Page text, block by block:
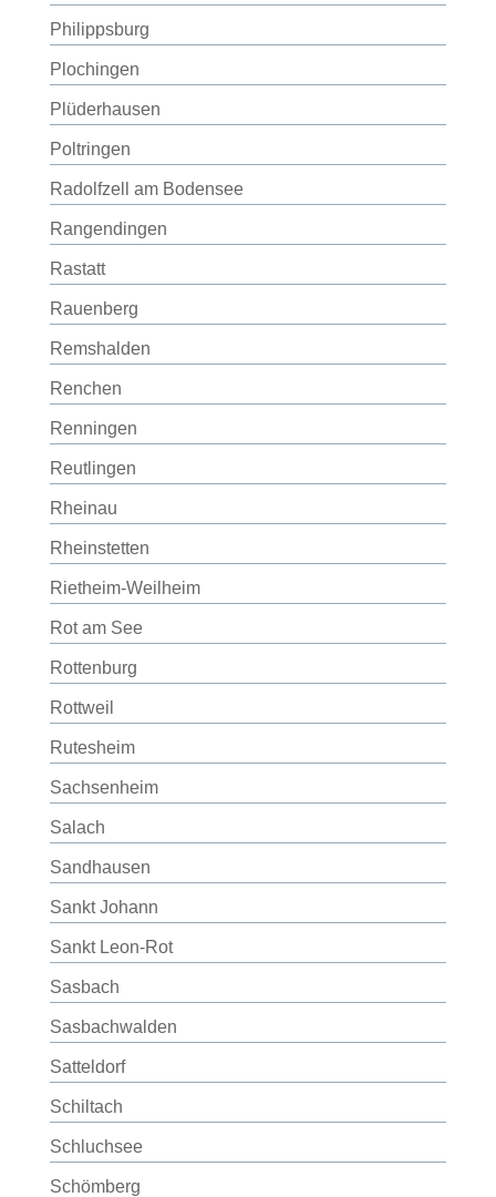
Philippsburg
Plochingen
Plüderhausen
Poltringen
Radolfzell am Bodensee
Rangendingen
Rastatt
Rauenberg
Remshalden
Renchen
Renningen
Reutlingen
Rheinau
Rheinstetten
Rietheim-Weilheim
Rot am See
Rottenburg
Rottweil
Rutesheim
Sachsenheim
Salach
Sandhausen
Sankt Johann
Sankt Leon-Rot
Sasbach
Sasbachwalden
Satteldorf
Schiltach
Schluchsee
Schömberg